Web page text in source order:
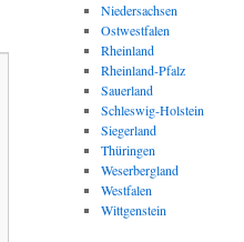
Niedersachsen
Ostwestfalen
Rheinland
Rheinland-Pfalz
Sauerland
Schleswig-Holstein
Siegerland
Thüringen
Weserbergland
Westfalen
Wittgenstein